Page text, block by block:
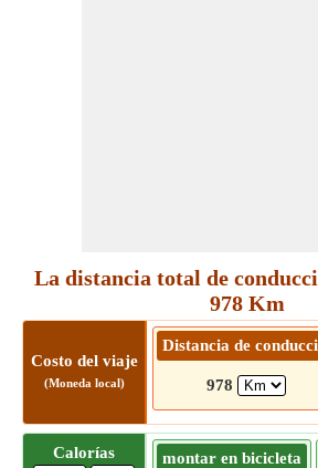
La distancia total de
978 Km
Costo del viaje
(Moneda local)
Distancia de
978
Calorías montar en bicicleta